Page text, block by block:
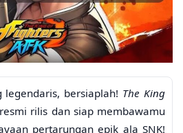
bersiaplah! The King
rilis dan siap membawamu
pertarungan epik ala SNK!